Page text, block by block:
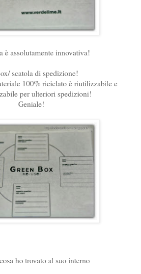
è assolutamente innovativa!
scatola di spedizione!
100% riciclato è riutilizzabile e
per ulteriori spedizioni!
Geniale!
ho trovato al suo interno